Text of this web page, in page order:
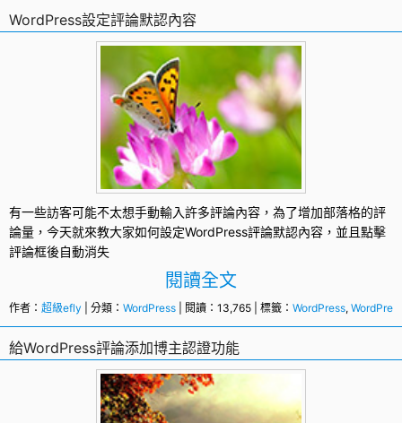
WordPress設定評論默認內容
有一些訪客可能不太想手動輸入許多評論內容，為了增加部落格的評
論量，今天就來教大家如何設定WordPress評論默認內容，並且點擊
評論框後自動消失
閱讀全文
作者： 超級efly | 分類： WordPress | 閱讀：13,765 | 標籤： WordPress,
給WordPress評論添加博主認證功能